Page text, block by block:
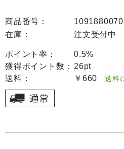
商品番号：
在庫：
注文受付中
ポイント率：
0.5%
獲得ポイント数： 26pt
送料：
￥660 送料